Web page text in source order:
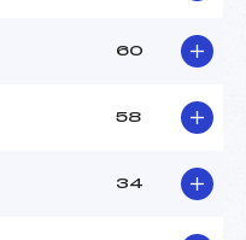
60
58
34